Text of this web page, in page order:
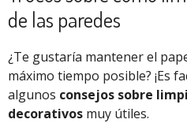
de las paredes
¿Te gustaría mantener el
máximo tiempo posible? ¡Es
algunos consejos sobre
decorativos muy útiles.